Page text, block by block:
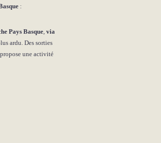
:
Pays Basque ,via
ardu. Des sorties
une activité